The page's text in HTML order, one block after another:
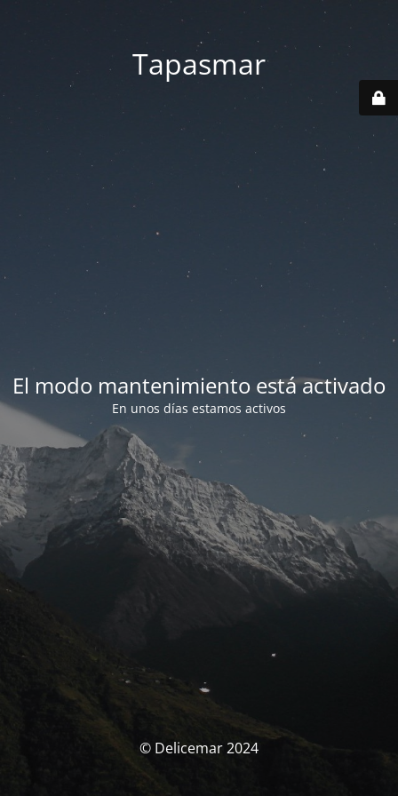
Tapasmar
El modo mantenimiento está activado
En unos días estamos activos
© Delicemar 2024